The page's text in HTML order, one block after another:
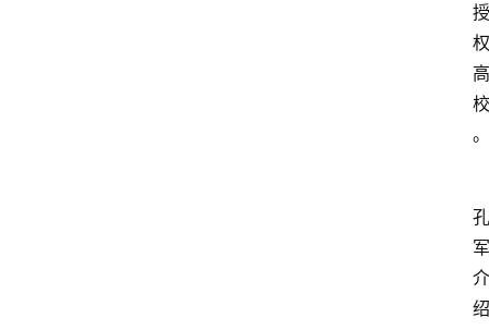
授
权
高
校
。
孔
军
介
绍